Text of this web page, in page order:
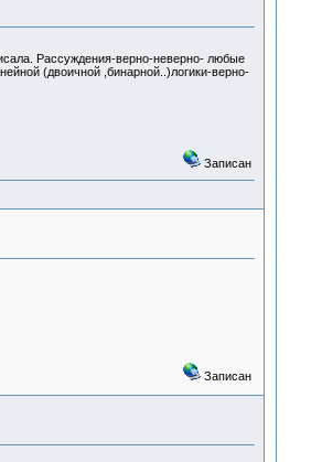
Рассуждения-верно-неверно- любые
(двоичной ,бинарной..)логики-верно-
Записан
Записан